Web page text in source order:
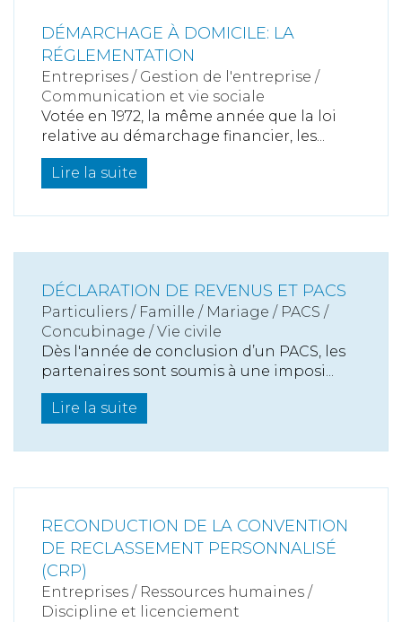
DÉMARCHAGE À DOMICILE: LA
RÉGLEMENTATION
Entreprises / Gestion de l'entreprise /
Communication et vie sociale
Votée en 1972, la même année que la loi
relative au démarchage financier, les...
Lire la suite
DÉCLARATION DE REVENUS ET PACS
Particuliers / Famille / Mariage / PACS /
Concubinage / Vie civile
Dès l'année de conclusion d’un PACS, les
partenaires sont soumis à une imposi...
Lire la suite
RECONDUCTION DE LA CONVENTION
DE RECLASSEMENT PERSONNALISÉ
(CRP)
Entreprises / Ressources humaines /
Discipline et licenciement